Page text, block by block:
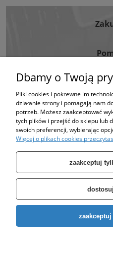
Moje
Strona korzysta z plików cookies w
Plików
Możesz określić warunki
Twojej przeglądarce.
Specjalizujemy się w sprzedaży
Dbamy o Twoją
Pliki cookies i pokrewne im
działanie strony i pomagają nam
potrzeb. Możesz zaakceptować
tych plików i przejść do sklepu lub
swoich preferencji, wybierając
Więcej o plikach cookies
zaakceptuj